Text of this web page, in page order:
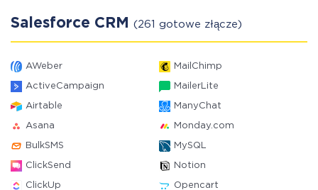
Salesforce CRM (261 gotowe złącze)
AWeber MailChimp
ActiveCampaign MailerLite
Airtable ManyChat
Asana Monday.com
BulkSMS MySQL
ClickSend Notion
ClickUp Opencart